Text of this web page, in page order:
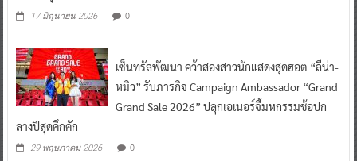
17 มิถุนายน 2026 0
เซ็นทรัลพัฒนา คว้าสองสาวนักแสดงสุดฮอต “ลีน่า-
หมิว” รับภารกิจ Campaign Ambassador “Grand
Grand Sale 2026” ปลุกเอเนอร์จี้มหกรรมช้อปก
ลางปีสุดคึกคัก
29 พฤษภาคม 2026 0